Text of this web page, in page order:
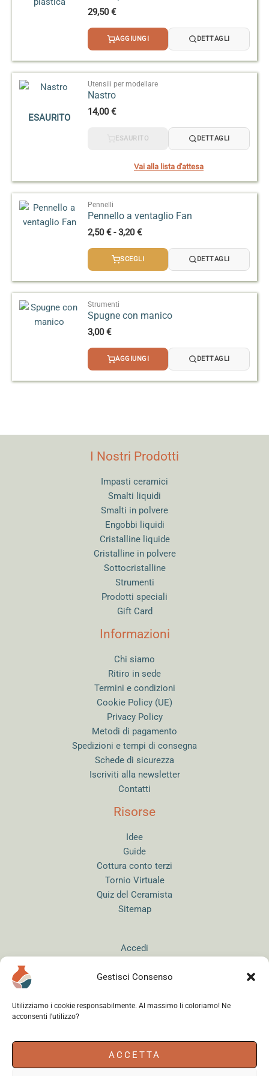
Gestisci Consenso
Utilizziamo i cookie responsabilmente. Al massimo li coloriamo! Ne
acconsenti l'utilizzo?
ACCETTA
29,50€
AGGIUNGI DETTAGLI
ESAURITO
Utensili per modellare
Nastro
14,00€
ESAURITO DETTAGLI
Vai alla lista d'attesa
Pennelli
Pennello a ventaglio Fan
2,50€ - 3,20€Fascia
prezzo:
SCEGLI DETTAGLI
Strumenti
Spugne con manico
3,00€
AGGIUNGI DETTAGLI
I Nostri Prodotti
Impasti ceramici
Smalti liquidi
Smalti in polvere
Engobbi liquidi
Cristalline liquide
Cristalline in polvere
Sottocristalline
Strumenti
Prodotti speciali
Gift Card
Informazioni
Chi siamo
Ritiro in sede
Termini e condizioni
Cookie Policy (UE)
Privacy Policy
Metodi di pagamento
Spedizioni e tempi di consegna
Schede di sicurezza
Iscriviti alla newsletter
Contatti
Risorse
Idee
Guide
Cottura conto terzi
Tornio Virtuale
Quiz del Ceramista
Sitemap
Accedi